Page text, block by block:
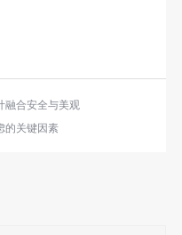
融合安全与美观
的关键因素